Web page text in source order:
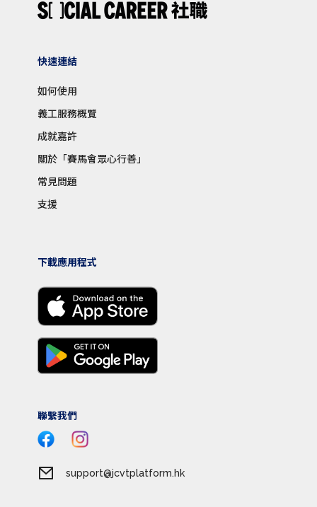
快速連結
如何使用
義工服務概覽
成就嘉許
關於「賽馬會眾心行善」
常見問題
支援
下載應用程式
聯繫我們
support@jcvtplatform.hk